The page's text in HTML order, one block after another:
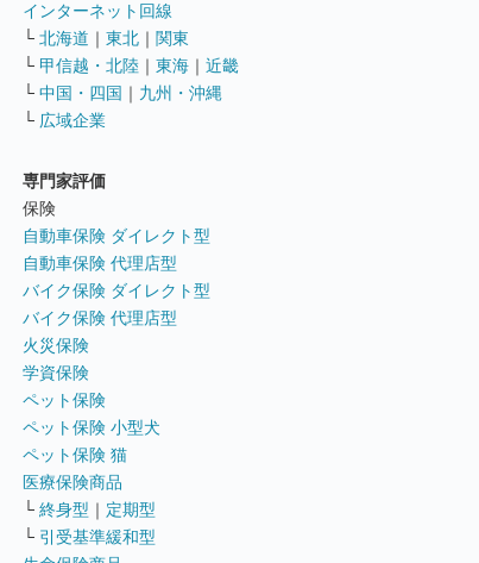
インターネット回線
└ 北海道 ｜ 東北 ｜ 関東
└ 甲信越・北陸 ｜ 東海 ｜ 近畿
└ 中国・四国 ｜ 九州・沖縄
└ 広域企業
専門家評価
保険
自動車保険 ダイレクト型
自動車保険 代理店型
バイク保険 ダイレクト型
バイク保険 代理店型
火災保険
学資保険
ペット保険
ペット保険 小型犬
ペット保険 猫
医療保険商品
└ 終身型 ｜ 定期型
└ 引受基準緩和型